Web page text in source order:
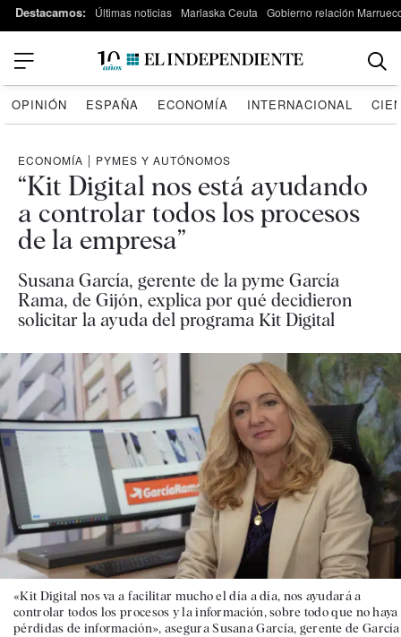
Destacamos: Últimas noticias Marlaska Ceuta Gobierno relación
OPINIÓN ESPAÑA ECONOMÍA INTERNACIONAL
ECONOMÍA | PYMES Y AUTÓNOMOS
“Kit Digital nos está ayudando
a controlar todos los procesos
de la empresa”
Susana García, gerente de la pyme García
Rama, de Gijón, explica por qué decidieron
solicitar la ayuda del programa Kit Digital
«Kit Digital nos va a facilitar mucho el día a día, nos ayudará a
controlar todos los procesos y la información, sobre todo que no haya
pérdidas de información», asegura Susana García, gerente de García